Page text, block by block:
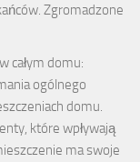
Zgromadzone
całym domu:
ogólnego
domu.
które wpływają
ma swoje